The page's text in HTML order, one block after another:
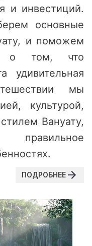
и инвестиций.
основные
и поможем
о том, что
удивительная
мы
культурой,
Вануату,
ПОДРОБНЕЕ